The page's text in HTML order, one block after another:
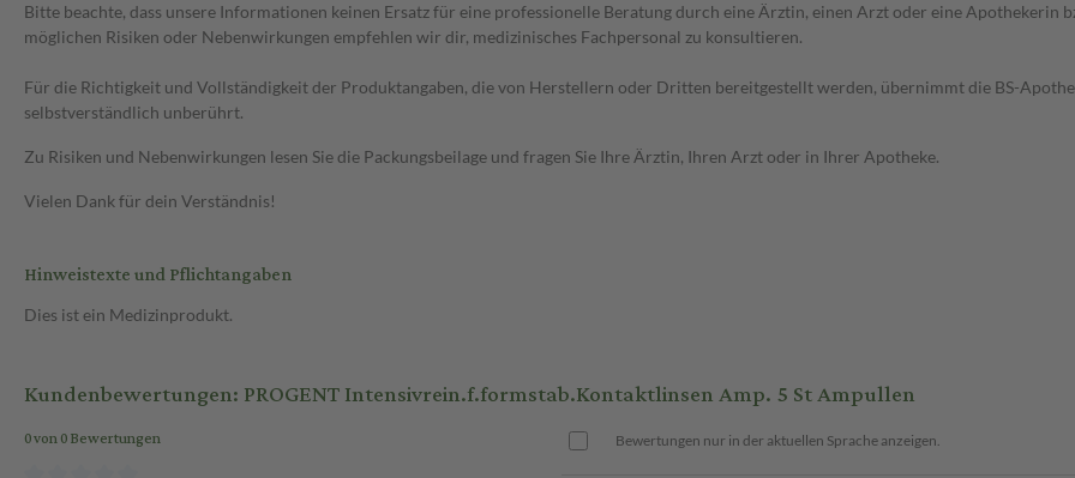
Bitte beachte, dass unsere Informationen keinen Ersatz für eine professionelle Beratung durch eine Ärztin, einen Arzt oder eine Apothekerin
möglichen Risiken oder Nebenwirkungen empfehlen wir dir, medizinisches Fachpersonal zu konsultieren.
Für die Richtigkeit und Vollständigkeit der Produktangaben, die von Herstellern oder Dritten bereitgestellt werden, übernimmt die BS-
selbstverständlich unberührt.
Zu Risiken und Nebenwirkungen lesen Sie die Packungsbeilage und fragen Sie Ihre Ärztin, Ihren Arzt oder in Ihrer Apotheke.
Vielen Dank für dein Verständnis!
Hinweistexte und Pflichtangaben
Dies ist ein Medizinprodukt.
Kundenbewertungen: PROGENT Intensivrein.f.formstab.Kontaktlinsen Amp. 5 St Ampullen
0 von 0 Bewertungen Bewertungen nur in der aktuellen Sprache anzeigen.